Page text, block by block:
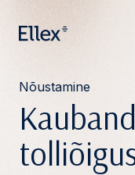
Nõustamine